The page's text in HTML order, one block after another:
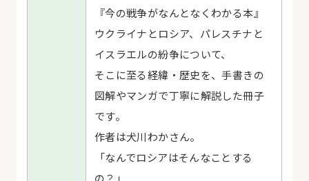
『今の戦争がなんとなくわかる本』
ウクライナとロシア、パレスチナと
イスラエルの紛争について、
そこに至る経緯・歴史を、手書きの
図解やマンガで丁寧に解説した冊子
です。
作者は犬川わかさん。
「なんでロシアはそんなことする
の？」